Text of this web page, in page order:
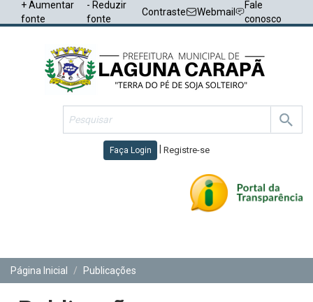
+ Aumentar
fonte
- Reduzir
fonte
Contraste Webmail
Fale
conosco
Faça Login Registre-se
Página Inicial
Publicações